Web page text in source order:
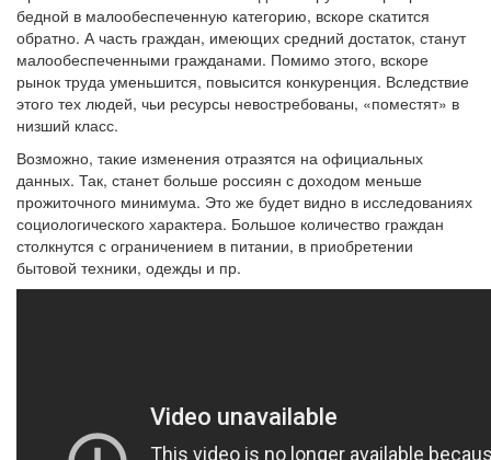
бедной в малообеспеченную категорию, вскоре скатится
обратно. А часть граждан, имеющих средний достаток, станут
малообеспеченными гражданами. Помимо этого, вскоре
рынок труда уменьшится, повысится конкуренция. Вследствие
этого тех людей, чьи ресурсы невостребованы, «поместят» в
низший класс.
Возможно, такие изменения отразятся на официальных
данных. Так, станет больше россиян с доходом меньше
прожиточного минимума. Это же будет видно в исследованиях
социологического характера. Большое количество граждан
столкнутся с ограничением в питании, в приобретении
бытовой техники, одежды и пр.